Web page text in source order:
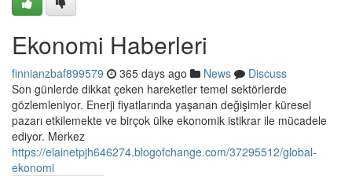
Ekonomi Haberleri
finnianzbaf899579 365 days ago News
Discuss
Son günlerde dikkat çeken hareketler temel sektörlerde
gözlemleniyor. Enerji fiyatlarında yaşanan değişimler küresel
pazarı etkilemekte ve birçok ülke ekonomik istikrar ile mücadele
ediyor. Merkez
https://elainetpjh646274.blogofchange.com/37295512/global-
ekonomi